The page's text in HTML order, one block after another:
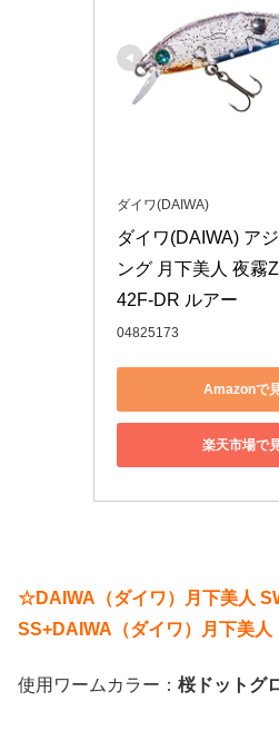
ダイワ(DAIWA)
ダイワ(DAIWA) ア
ング 月下美人 夜霧
42F-DR ルアー
04825173
Amazonで
楽天市場で
☆DAIWA（ダイワ）月下美人
SS+DAIWA（ダイワ）月下美
使用ワームカラー： 桜ドットグ